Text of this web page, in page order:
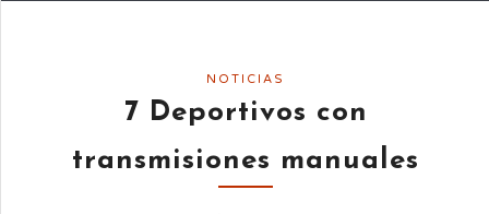
NOTICIAS
7 Deportivos con
transmisiones manuales